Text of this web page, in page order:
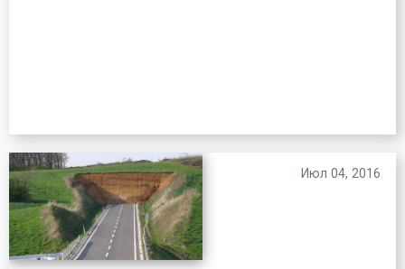
Июл 04, 2016